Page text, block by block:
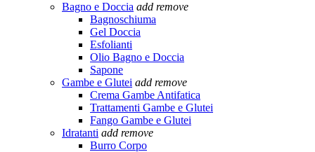
Bagno e Doccia add remove
Bagnoschiuma
Gel Doccia
Esfolianti
Olio Bagno e Doccia
Sapone
Gambe e Glutei add remove
Crema Gambe Antifatica
Trattamenti Gambe e Glutei
Fango Gambe e Glutei
Idratanti add remove
Burro Corpo